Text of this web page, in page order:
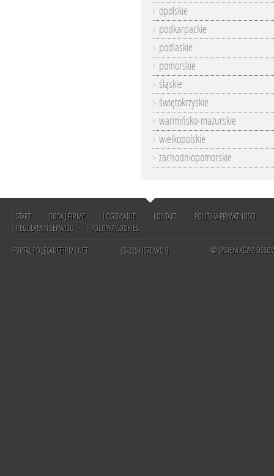
opolskie
podkarpackie
podlaskie
pomorskie
śląskie
świętokrzyskie
warmińsko-mazurskie
wielkopolskie
zachodniopomorskie
START DODAJ FIRMĘ LOGOWANIE KONTAKT
POLITYKA PRYWATNOŚCI
REGULAMIN SERWISU
POLITYKA COOKIES
PORTAL POLECANEFIRMY.NET 83-320 KISTOWO 8 © SYSTEM AGATA